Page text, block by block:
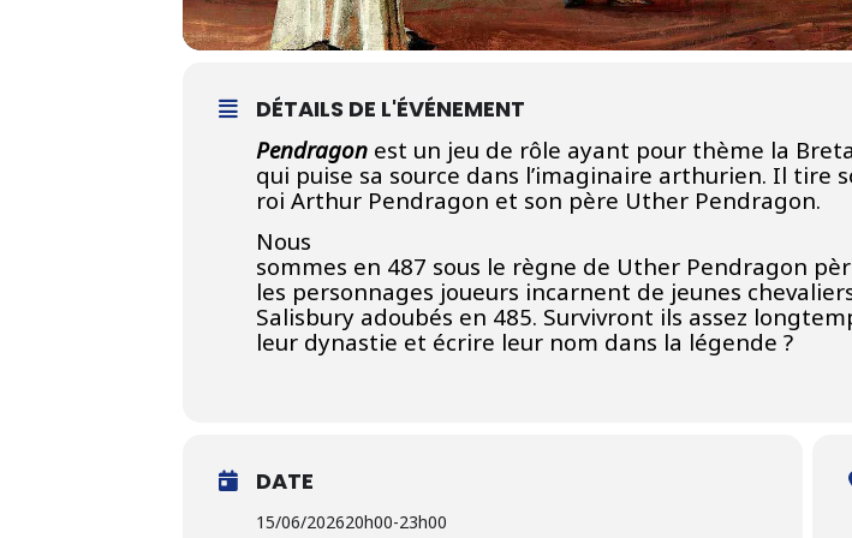
DÉTAILS DE L'ÉVÉNEMENT
Pendragon est un jeu de rôle ayant pour thème la
qui puise sa source dans l’imaginaire arthurien. Il tire
roi Arthur Pendragon et son père Uther Pendragon.
Nous
sommes en 487 sous le règne de Uther Pendragon
les personnages joueurs incarnent de jeunes
Salisbury adoubés en 485. Survivront ils assez
leur dynastie et écrire leur nom dans la légende ?
DATE
15/06/202620h00-23h00